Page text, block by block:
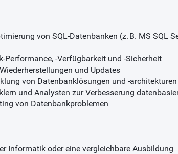
von SQL-Datenbanken (z. B. MS SQL
Performance, -Verfügbarkeit und -Sicherheit
und Updates
von Datenbanklösungen und -architekturen
und Analysten zur Verbesserung
von Datenbankproblemen
Informatik oder eine vergleichbare Ausbildung